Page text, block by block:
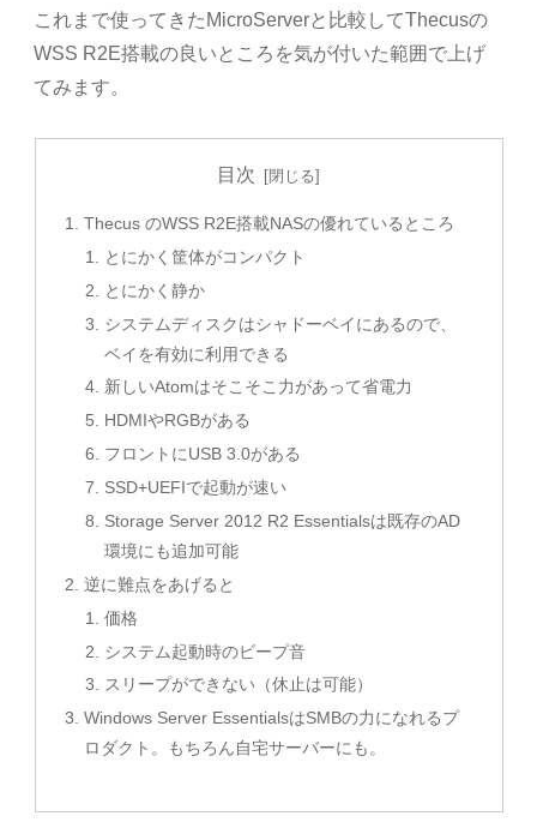
これまで使ってきたMicroServerと比較してThecusの
WSS R2E搭載の良いところを気が付いた範囲で上げ
てみます。
目次
Thecus のWSS R2E搭載NASの優れているところ
とにかく筐体がコンパクト
とにかく静か
システムディスクはシャドーベイにあるので、
ベイを有効に利用できる
新しいAtomはそこそこ力があって省電力
HDMIやRGBがある
フロントにUSB 3.0がある
SSD+UEFIで起動が速い
Storage Server 2012 R2 Essentialsは既存のAD
環境にも追加可能
逆に難点をあげると
価格
システム起動時のビープ音
スリープができない（休止は可能）
Windows Server EssentialsはSMBの力になれるプ
ロダクト。もちろん自宅サーバーにも。